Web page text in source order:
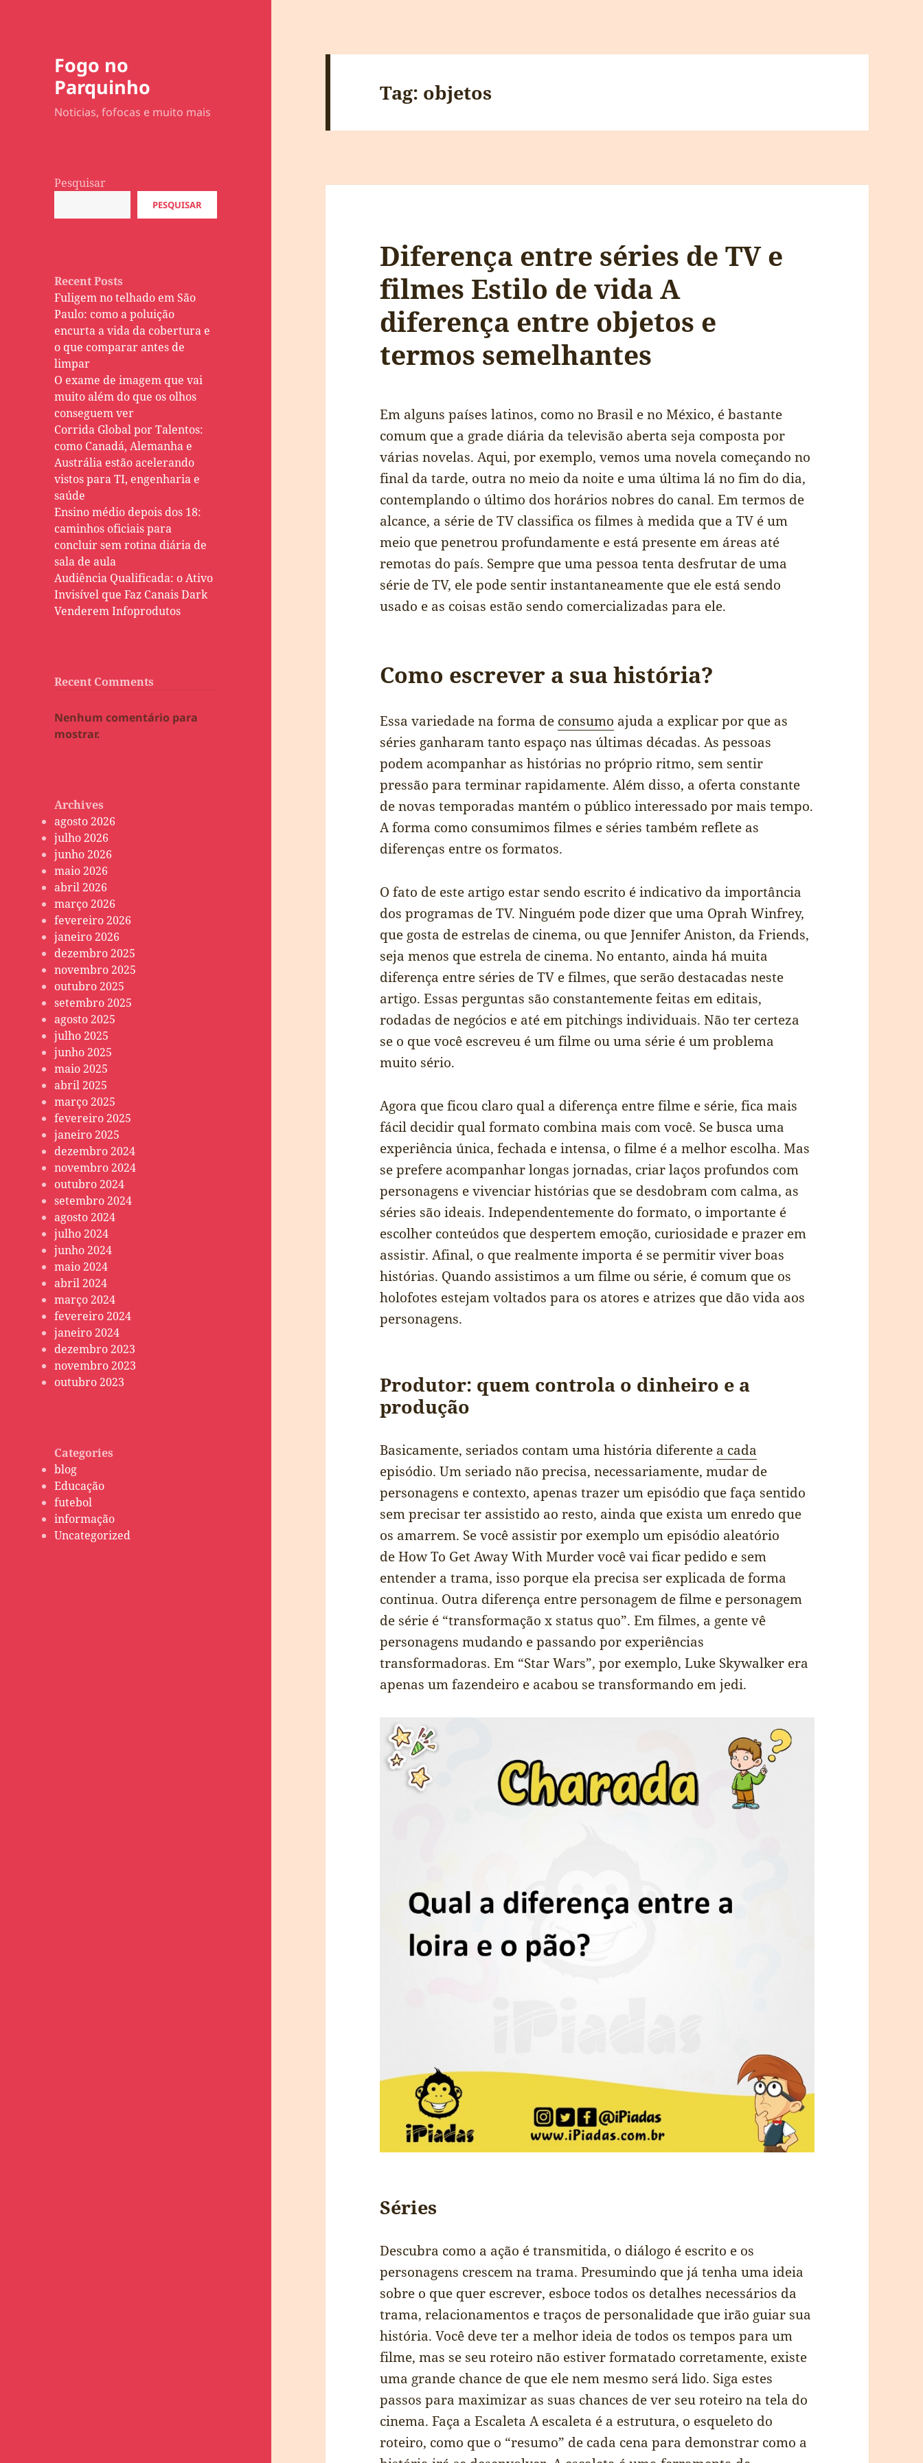
Fogo no
Parquinho
Noticias, fofocas e muito mais
Pesquisar
PESQUISAR
Recent Posts
Fuligem no telhado em São
Paulo: como a poluição
encurta a vida da cobertura e
o que comparar antes de
limpar
O exame de imagem que vai
muito além do que os olhos
conseguem ver
Corrida Global por Talentos:
como Canadá, Alemanha e
Austrália estão acelerando
vistos para TI, engenharia e
saúde
Ensino médio depois dos 18:
caminhos oficiais para
concluir sem rotina diária de
sala de aula
Audiência Qualificada: o Ativo
Invisível que Faz Canais Dark
Venderem Infoprodutos
Recent Comments
Nenhum comentário para
mostrar.
Archives
agosto 2026
julho 2026
junho 2026
maio 2026
abril 2026
março 2026
fevereiro 2026
janeiro 2026
dezembro 2025
novembro 2025
outubro 2025
setembro 2025
agosto 2025
julho 2025
junho 2025
maio 2025
abril 2025
março 2025
fevereiro 2025
janeiro 2025
dezembro 2024
novembro 2024
outubro 2024
setembro 2024
agosto 2024
julho 2024
junho 2024
maio 2024
abril 2024
março 2024
fevereiro 2024
janeiro 2024
dezembro 2023
novembro 2023
outubro 2023
Categories
blog
Educação
futebol
informação
Uncategorized
Tag: objetos
Diferença entre séries de TV e
filmes Estilo de vida A
diferença entre objetos e
termos semelhantes
Em alguns países latinos, como no Brasil e no México, é bastante
comum que a grade diária da televisão aberta seja composta por
várias novelas. Aqui, por exemplo, vemos uma novela começando no
final da tarde, outra no meio da noite e uma última lá no fim do dia,
contemplando o último dos horários nobres do canal. Em termos de
alcance, a série de TV classifica os filmes à medida que a TV é um
meio que penetrou profundamente e está presente em áreas até
remotas do país. Sempre que uma pessoa tenta desfrutar de uma
série de TV, ele pode sentir instantaneamente que ele está sendo
usado e as coisas estão sendo comercializadas para ele.
Como escrever a sua história?
Essa variedade na forma de consumo ajuda a explicar por que as
séries ganharam tanto espaço nas últimas décadas. As pessoas
podem acompanhar as histórias no próprio ritmo, sem sentir
pressão para terminar rapidamente. Além disso, a oferta constante
de novas temporadas mantém o público interessado por mais tempo.
A forma como consumimos filmes e séries também reflete as
diferenças entre os formatos.
O fato de este artigo estar sendo escrito é indicativo da importância
dos programas de TV. Ninguém pode dizer que uma Oprah Winfrey,
que gosta de estrelas de cinema, ou que Jennifer Aniston, da Friends,
seja menos que estrela de cinema. No entanto, ainda há muita
diferença entre séries de TV e filmes, que serão destacadas neste
artigo. Essas perguntas são constantemente feitas em editais,
rodadas de negócios e até em pitchings individuais. Não ter certeza
se o que você escreveu é um filme ou uma série é um problema
muito sério.
Agora que ficou claro qual a diferença entre filme e série, fica mais
fácil decidir qual formato combina mais com você. Se busca uma
experiência única, fechada e intensa, o filme é a melhor escolha. Mas
se prefere acompanhar longas jornadas, criar laços profundos com
personagens e vivenciar histórias que se desdobram com calma, as
séries são ideais. Independentemente do formato, o importante é
escolher conteúdos que despertem emoção, curiosidade e prazer em
assistir. Afinal, o que realmente importa é se permitir viver boas
histórias. Quando assistimos a um filme ou série, é comum que os
holofotes estejam voltados para os atores e atrizes que dão vida aos
personagens.
Produtor: quem controla o dinheiro e a
produção
Basicamente, seriados contam uma história diferente a cada
episódio. Um seriado não precisa, necessariamente, mudar de
personagens e contexto, apenas trazer um episódio que faça sentido
sem precisar ter assistido ao resto, ainda que exista um enredo que
os amarrem. Se você assistir por exemplo um episódio aleatório
de How To Get Away With Murder você vai ficar pedido e sem
entender a trama, isso porque ela precisa ser explicada de forma
continua. Outra diferença entre personagem de filme e personagem
de série é “transformação x status quo”. Em filmes, a gente vê
personagens mudando e passando por experiências
transformadoras. Em “Star Wars”, por exemplo, Luke Skywalker era
apenas um fazendeiro e acabou se transformando em jedi.
Séries
Descubra como a ação é transmitida, o diálogo é escrito e os
personagens crescem na trama. Presumindo que já tenha uma ideia
sobre o que quer escrever, esboce todos os detalhes necessários da
trama, relacionamentos e traços de personalidade que irão guiar sua
história. Você deve ter a melhor ideia de todos os tempos para um
filme, mas se seu roteiro não estiver formatado corretamente, existe
uma grande chance de que ele nem mesmo será lido. Siga estes
passos para maximizar as suas chances de ver seu roteiro na tela do
cinema. Faça a Escaleta A escaleta é a estrutura, o esqueleto do
roteiro, como que o “resumo” de cada cena para demonstrar como a